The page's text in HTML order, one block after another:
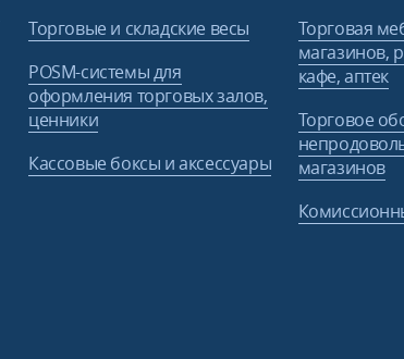
Торговые и складские весы
POSM-системы для
оформления торговых залов,
ценники
Кассовые боксы и аксессуары
Торговая
магазинов,
кафе, аптек
Торговое
магазинов